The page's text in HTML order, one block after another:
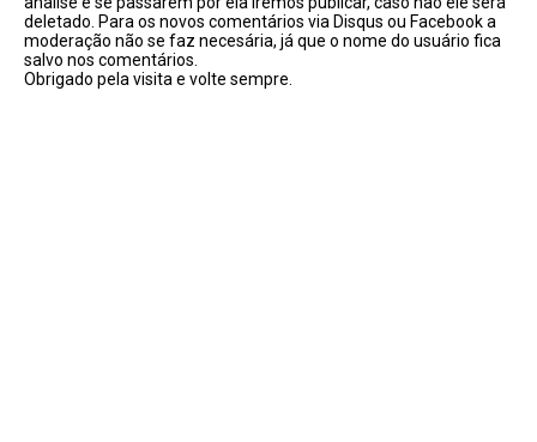
deletado. Para os novos comentários via Disqus ou Facebook a
moderação não se faz necesária, já que o nome do usuário fica
salvo nos comentários.
Obrigado pela visita e volte sempre.